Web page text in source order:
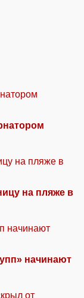
на пляже в
начинают